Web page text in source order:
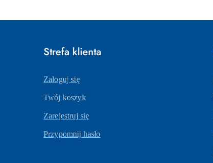
Strefa klienta
Zaloguj się
Twój koszyk
Zarejestruj się
Przypomnij hasło